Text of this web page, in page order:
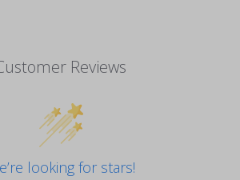
Reviews
looking for stars!